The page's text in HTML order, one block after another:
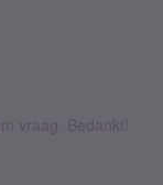
vraag. Bedankt!